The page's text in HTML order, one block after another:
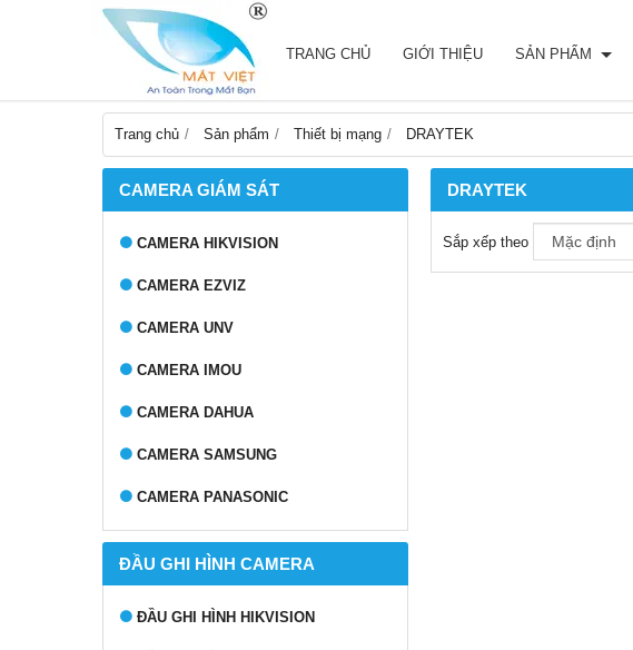
TRANG CHỦ GIỚI THIỆU SẢN PHẨM
Trang chủ Sản phẩm Thiết bị mạng DRAYTEK
CAMERA GIÁM SÁT
CAMERA HIKVISION
CAMERA EZVIZ
CAMERA UNV
CAMERA IMOU
CAMERA DAHUA
CAMERA SAMSUNG
CAMERA PANASONIC
ĐẦU GHI HÌNH CAMERA
ĐẦU GHI HÌNH HIKVISION
DRAYTEK
Sắp xếp theo